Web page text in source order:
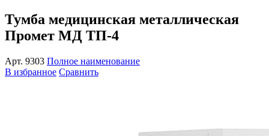
Тумба медицинская металлическая
Промет МД ТП-4
Арт. 9303 Полное наименование
В избранное Сравнить